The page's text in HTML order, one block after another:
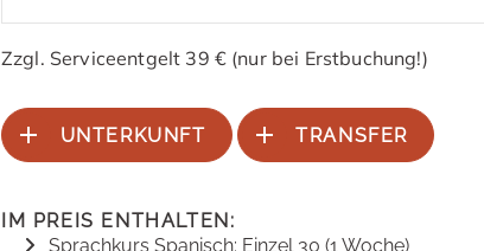
Zzgl. Serviceentgelt 39 € (nur bei Erstbuchung!)
UNTERKUNFT TRANSFER
IM PREIS ENTHALTEN:
Sprachkurs Spanisch: Einzel 30 (1 Woche)